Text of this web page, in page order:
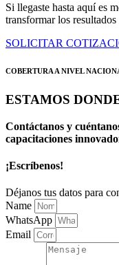
Si llegaste hasta aquí es
transformar los
SOLICITAR
COBERTURA A NIVEL
ESTAMOS
Contáctanos y
capacitaciones
¡Escríbenos!
Déjanos tus datos para
Name
WhatsApp
Email